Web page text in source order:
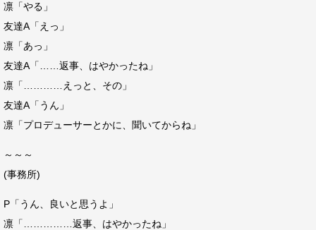
凛「やる」
友達A「えっ」
凛「あっ」
友達A「……返事、はやかったね」
凛「…………えっと、その」
友達A「うん」
凛「プロデューサーとかに、聞いてからね」
～～～
(事務所)
P「うん、良いと思うよ」
凛「……………返事、はやかったね」